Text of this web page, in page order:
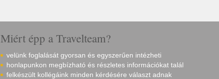
Miért épp a Travelteam?
velünk foglalását gyorsan és egyszerűen intézheti
honlapunkon megbízható és részletes információkat talál
felkészült kollégáink minden kérdésére választ adnak